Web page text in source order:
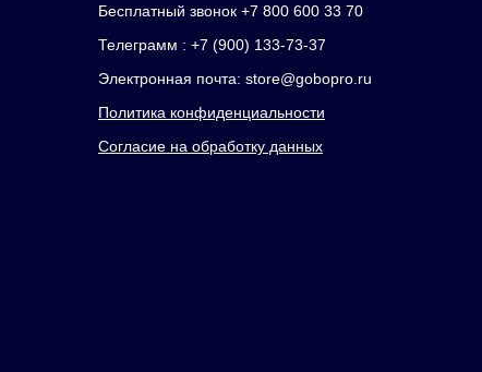
Бесплатный звонок +7 800 600 33 70
Телеграмм : +7 (900) 133-73-37
Электронная почта: store@gobopro.ru
Политика конфиденциальности
Согласие на обработку данных